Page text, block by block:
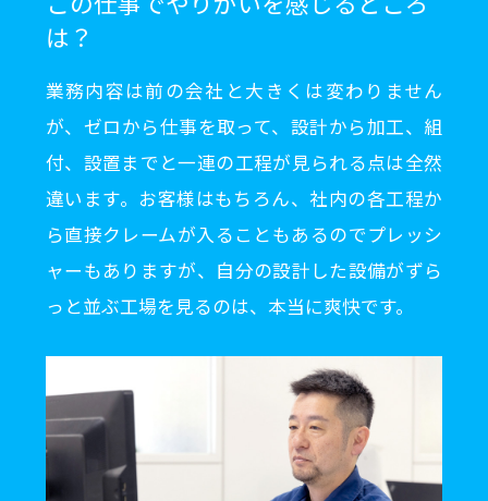
は？
業務内容は前の会社と大きくは変わりません
が、ゼロから仕事を取って、設計から加工、組
付、設置までと一連の工程が見られる点は全然
違います。お客様はもちろん、社内の各工程か
ら直接クレームが入ることもあるのでプレッシ
ャーもありますが、自分の設計した設備がずら
っと並ぶ工場を見るのは、本当に爽快です。